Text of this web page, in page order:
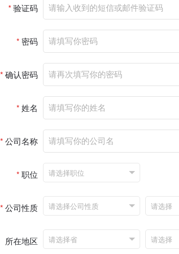
*验证码
* 密码
*确认密码
*姓名
*公司名称
*职位
*公司性质
所在地区